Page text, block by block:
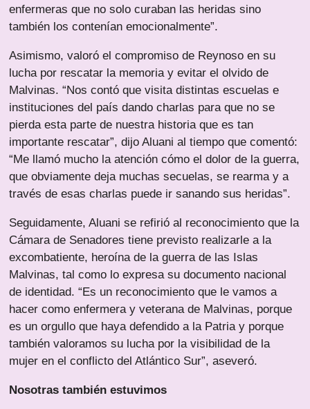
enfermeras que no solo curaban las heridas sino
también los contenían emocionalmente”.
Asimismo, valoró el compromiso de Reynoso en su
lucha por rescatar la memoria y evitar el olvido de
Malvinas. “Nos contó que visita distintas escuelas e
instituciones del país dando charlas para que no se
pierda esta parte de nuestra historia que es tan
importante rescatar”, dijo Aluani al tiempo que comentó:
“Me llamó mucho la atención cómo el dolor de la guerra,
que obviamente deja muchas secuelas, se rearma y a
través de esas charlas puede ir sanando sus heridas”.
Seguidamente, Aluani se refirió al reconocimiento que la
Cámara de Senadores tiene previsto realizarle a la
excombatiente, heroína de la guerra de las Islas
Malvinas, tal como lo expresa su documento nacional
de identidad. “Es un reconocimiento que le vamos a
hacer como enfermera y veterana de Malvinas, porque
es un orgullo que haya defendido a la Patria y porque
también valoramos su lucha por la visibilidad de la
mujer en el conflicto del Atlántico Sur”, aseveró.
Nosotras también estuvimos